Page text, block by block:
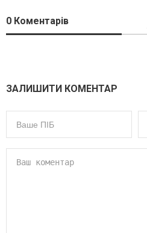
0 Коментарів
ЗАЛИШИТИ КОМЕНТАР